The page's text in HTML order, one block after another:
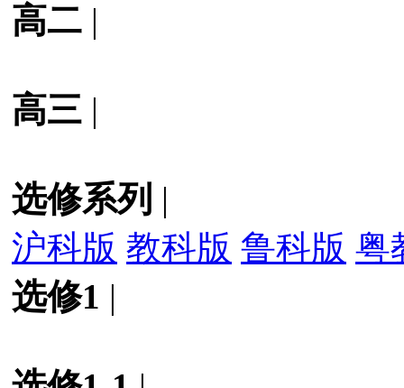
高二 |
高三 |
选修系列 |
沪科版 教科版 鲁科版 粤
选修1 |